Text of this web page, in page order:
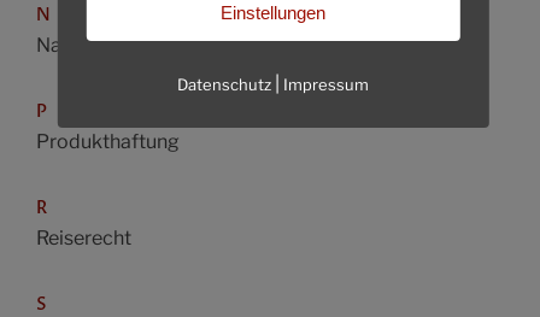
N
Nachbarrecht
P
Produkthaftung
R
Reiserecht
S
Einstellungen
Datenschutz| Impressum